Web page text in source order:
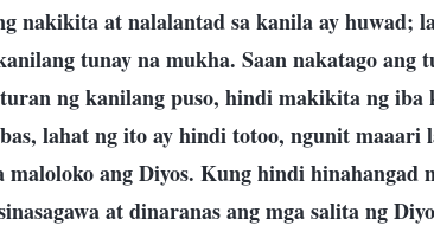
nakikita at nalalantad sa kanila ay huwad;
tunay na mukha. Saan nakatago ang
ng kanilang puso, hindi makikita ng
lahat ng ito ay hindi totoo, ngunit maaari
ang Diyos. Kung hindi hinahangad
at dinaranas ang mga salita ng